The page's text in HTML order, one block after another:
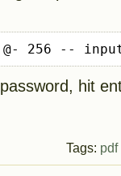
256 --
hit
Tags: pdf